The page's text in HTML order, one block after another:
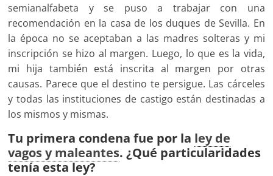
semianalfabeta y se puso a trabajar con una
recomendación en la casa de los duques de Sevilla. En
la época no se aceptaban a las madres solteras y mi
inscripción se hizo al margen. Luego, lo que es la vida,
mi hija también está inscrita al margen por otras
causas. Parece que el destino te persigue. Las cárceles
y todas las instituciones de castigo están destinadas a
los mismos y mismas.
Tu primera condena fue por la ley de
vagos y maleantes. ¿Qué particularidades
tenía esta ley?